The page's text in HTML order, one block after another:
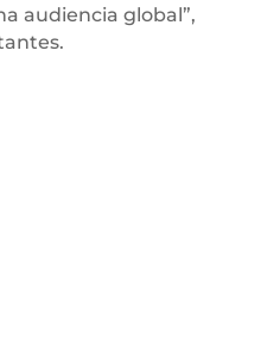
audiencia global”,